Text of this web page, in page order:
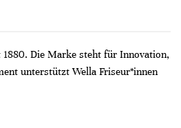
Die Marke steht für Innovation,
unterstützt Wella Friseur*innen